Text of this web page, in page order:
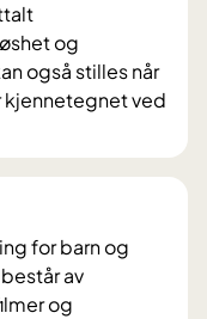
og
også stilles når
ved
for barn og
av
og